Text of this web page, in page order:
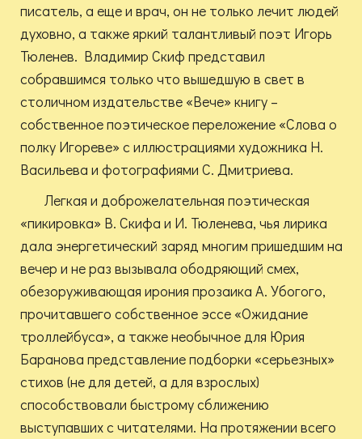
писатель, а еще и врач, он не только лечит людей
духовно, а также яркий талантливый поэт Игорь
Тюленев. Владимир Скиф представил
собравшимся только что вышедшую в свет в
столичном издательстве «Вече» книгу –
собственное поэтическое переложение «Слова о
полку Игореве» с иллюстрациями художника Н.
Васильева и фотографиями С. Дмитриева.
Легкая и доброжелательная поэтическая
«пикировка» В. Скифа и И. Тюленева, чья лирика
дала энергетический заряд многим пришедшим на
вечер и не раз вызывала ободряющий смех,
обезоруживающая ирония прозаика А. Убогого,
прочитавшего собственное эссе «Ожидание
троллейбуса», а также необычное для Юрия
Баранова представление подборки «серьезных»
стихов (не для детей, а для взрослых)
способствовали быстрому сближению
выступавших с читателями. На протяжении всего